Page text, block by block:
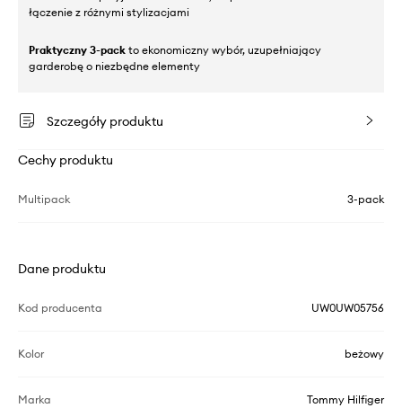
łączenie z różnymi stylizacjami
Praktyczny 3-pack to ekonomiczny wybór, uzupełniający
garderobę o niezbędne elementy
Szczegóły produktu
Cechy produktu
Multipack 3-pack
Dane produktu
Kod producenta UW0UW05756
Kolor beżowy
Marka Tommy Hilfiger